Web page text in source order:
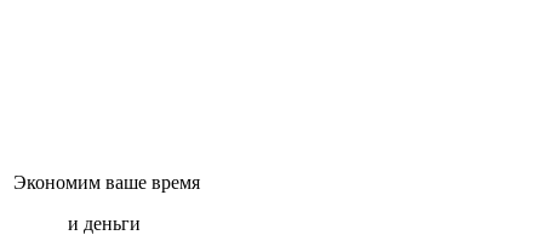
Экономим ваше время
и деньги